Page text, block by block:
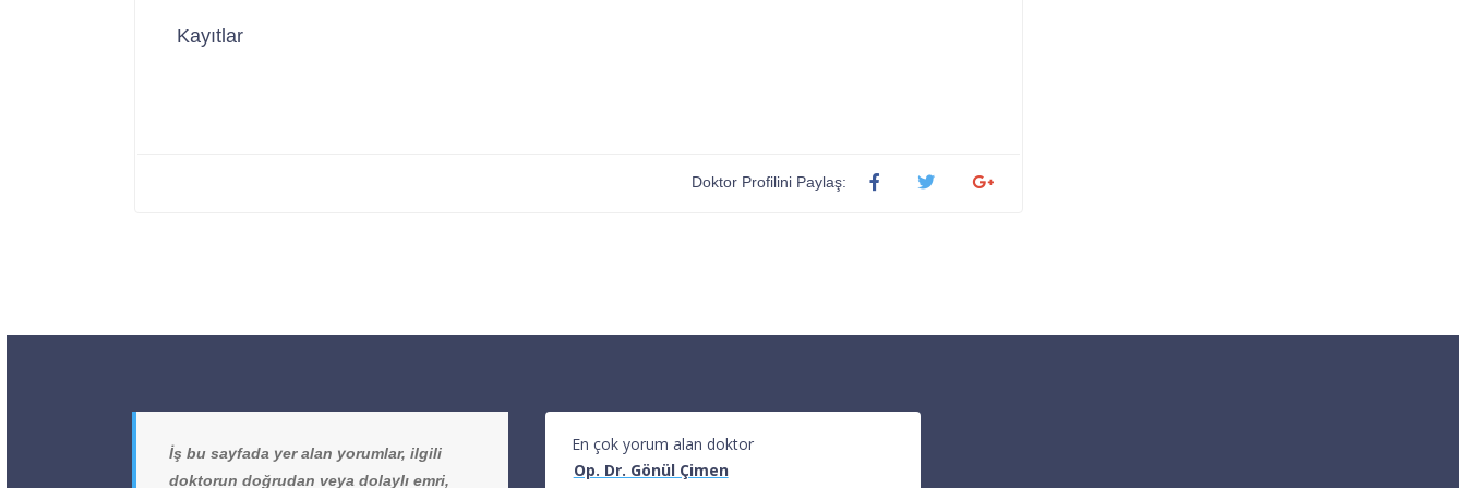
Kayıtlar
Doktor Profilini Paylaş:
İş bu sayfada yer alan yorumlar, ilgili
doktorun doğrudan veya dolaylı emri,
En çok yorum alan doktor
Op. Dr. Gönül Çimen